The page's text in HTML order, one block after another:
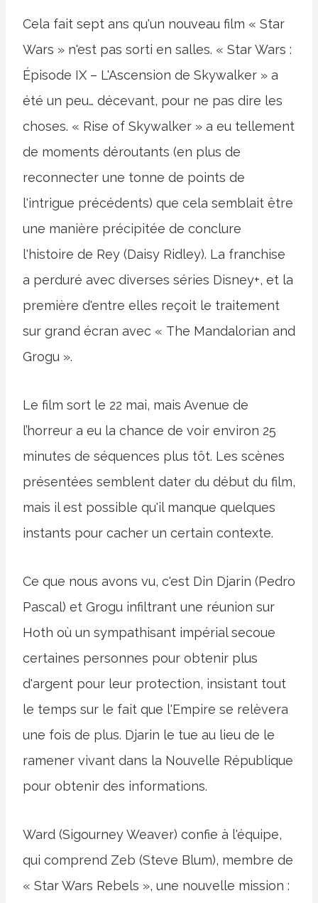
Cela fait sept ans qu'un nouveau film « Star
Wars » n'est pas sorti en salles. « Star Wars :
Épisode IX – L'Ascension de Skywalker » a
été un peu… décevant, pour ne pas dire les
choses. « Rise of Skywalker » a eu tellement
de moments déroutants (en plus de
reconnecter une tonne de points de
l'intrigue précédents) que cela semblait être
une manière précipitée de conclure
l'histoire de Rey (Daisy Ridley). La franchise
a perduré avec diverses séries Disney+, et la
première d'entre elles reçoit le traitement
sur grand écran avec « The Mandalorian and
Grogu ».
Le film sort le 22 mai, mais Avenue de
l’horreur a eu la chance de voir environ 25
minutes de séquences plus tôt. Les scènes
présentées semblent dater du début du film,
mais il est possible qu'il manque quelques
instants pour cacher un certain contexte.
Ce que nous avons vu, c'est Din Djarin (Pedro
Pascal) et Grogu infiltrant une réunion sur
Hoth où un sympathisant impérial secoue
certaines personnes pour obtenir plus
d'argent pour leur protection, insistant tout
le temps sur le fait que l'Empire se relèvera
une fois de plus. Djarin le tue au lieu de le
ramener vivant dans la Nouvelle République
pour obtenir des informations.
Ward (Sigourney Weaver) confie à l'équipe,
qui comprend Zeb (Steve Blum), membre de
« Star Wars Rebels », une nouvelle mission :